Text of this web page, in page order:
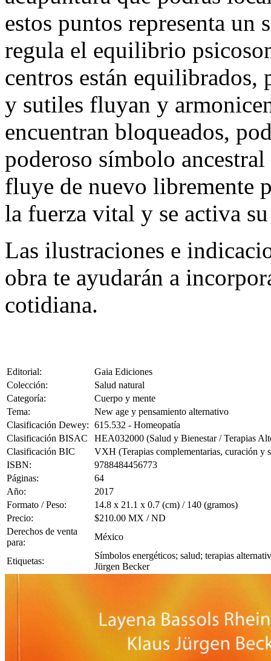
estos puntos representa un
regula el equilibrio
centros están equilibrados,
y sutiles fluyan y
encuentran bloqueados,
poderoso símbolo
fluye de nuevo libremente
la fuerza vital y se activa
Las ilustraciones e
obra te ayudarán a
cotidiana.
Editorial:
Gaia Ediciones
Colección:
Salud natural
Categoría:
Cuerpo y mente
Tema:
New age y pensamiento alternativo
Clasificación Dewey: 615.532 - Homeopatía
Clasificación BISAC
HEA032000 (Salud y Bienestar / Terapias
Clasificación BIC
VXH (Terapias complementarias, curación y
ISBN:
9788484456773
Páginas:
64
Año:
2017
Formato / Peso:
14.8 x 21.1 x 0.7 (cm) / 140 (gramos)
Precio:
$210.00 MX / ND
Derechos de venta
para:
México
Etiquetas:
Símbolos energéticos; salud; terapias
Jürgen Becker